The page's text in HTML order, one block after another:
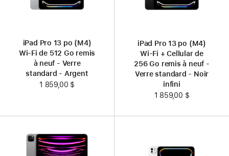
iPad Pro 13 po (M4)
Wi-Fi de 512 Go remis
à neuf - Verre
standard - Argent
1 859,00 $
iPad Pro 13 po (M4)
Wi-Fi + Cellular de
256 Go remis à neuf -
Verre standard - Noir
infini
1 859,00 $